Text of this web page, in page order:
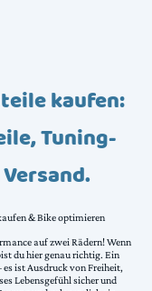
kaufen:
Tuning-
& Bike optimieren
auf zwei Rädern! Wenn
du hier genau richtig. Ein
ist Ausdruck von Freiheit,
Lebensgefühl sicher und